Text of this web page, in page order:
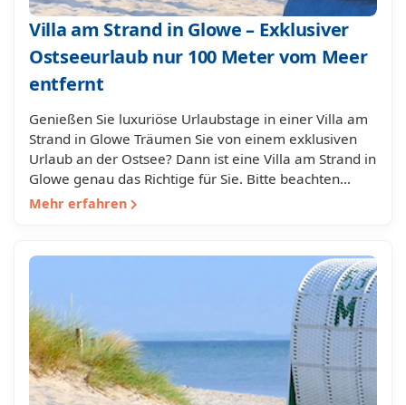
Villa am Strand in Glowe – Exklusiver
Ostseeurlaub nur 100 Meter vom Meer
entfernt
Genießen Sie luxuriöse Urlaubstage in einer Villa am
Strand in Glowe Träumen Sie von einem exklusiven
Urlaub an der Ostsee? Dann ist eine Villa am Strand in
Glowe genau das Richtige für Sie. Bitte beachten…
Mehr erfahren